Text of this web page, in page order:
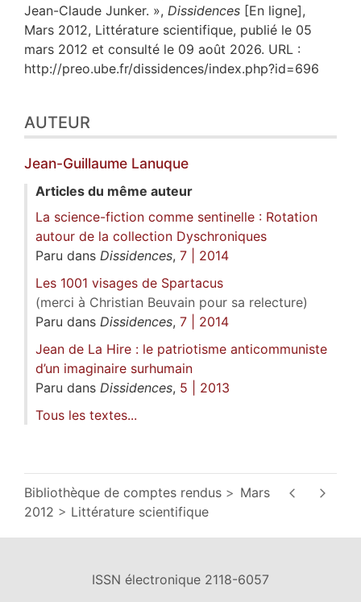
Jean-Claude Junker. », Dissidences [En ligne],
Mars 2012, Littérature scientifique, publié le 05
mars 2012 et consulté le 09 août 2026. URL :
http://preo.ube.fr/dissidences/index.php?id=696
AUTEUR
Jean-Guillaume Lanuque
Articles du même auteur
La science-fiction comme sentinelle : Rotation
autour de la collection Dyschroniques
Paru dans Dissidences, 7 | 2014
Les 1001 visages de Spartacus
(merci à Christian Beuvain pour sa relecture)
Paru dans Dissidences, 7 | 2014
Jean de La Hire : le patriotisme anticommuniste
d’un imaginaire surhumain
Paru dans Dissidences, 5 | 2013
Tous les textes...
Bibliothèque de comptes rendus
Mars
2012
Littérature scientifique
ISSN électronique 2118-6057